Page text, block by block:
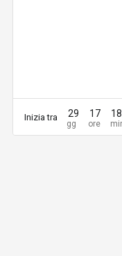
Inizia tra 29 17 18